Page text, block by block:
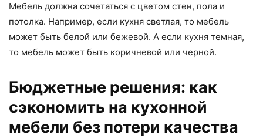
Мебель должна сочетаться с цветом стен, пола и
потолка. Например, если кухня светлая, то мебель
может быть белой или бежевой. А если кухня темная,
то мебель может быть коричневой или черной.
Бюджетные решения: как
сэкономить на кухонной
мебели без потери качества